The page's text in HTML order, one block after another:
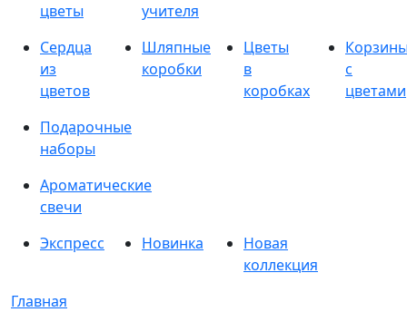
цветы
учителя
Сердца
из
цветов
Шляпные
коробки
Цветы
в
коробках
с
цветами
Подарочные
наборы
Ароматические
свечи
Экспресс
Новинка
Новая
коллекция
Главная